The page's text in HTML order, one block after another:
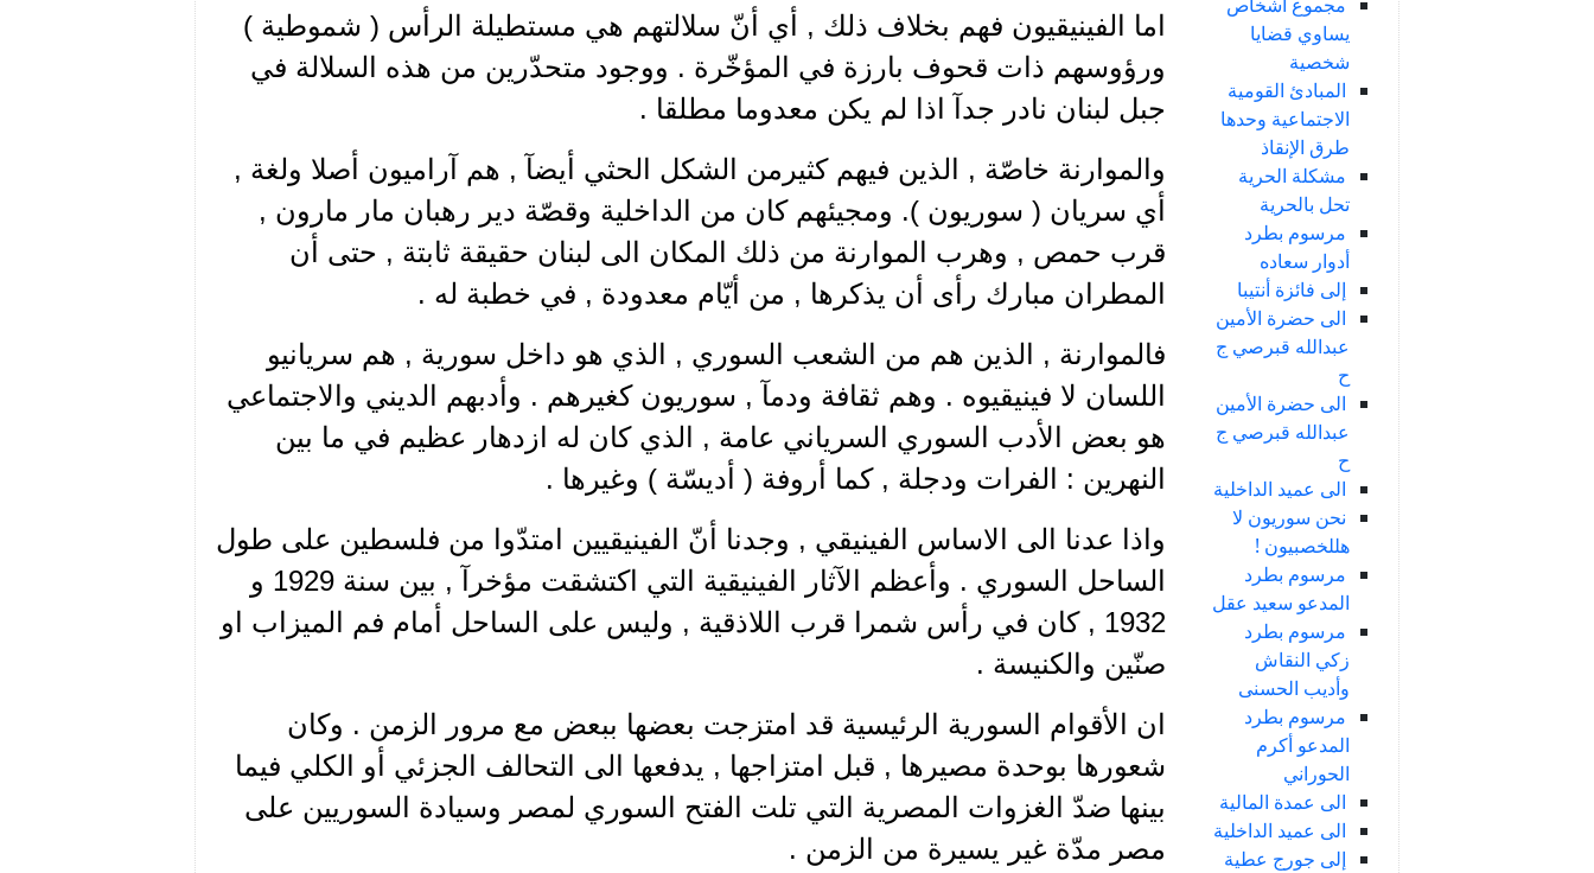
يساوي قضايا
شخصية
المبادئ القومية
الاجتماعية وحدها
طرق الإنقاذ
مشكلة الحرية
تحل بالحرية
مرسوم بطرد
أدوار سعاده
إلى فائزة أنتيبا
الى حضرة الأمين
عبدالله قبرصي ج
ح
الى حضرة الأمين
عبدالله قبرصي ج
ح
الى عميد الداخلية
نحن سوريون لا
هللخصبيون !
مرسوم بطرد
المدعو سعيد عقل
مرسوم بطرد
زكي النقاش
وأديب الحسنى
مرسوم بطرد
المدعو أكرم
الحوراني
الى عمدة المالية
الى عميد الداخلية
إلى جورج عطية
اما الفينيقيون فهم بخلاف ذلك , أي أنّ سلالتهم هي مستطيلة الرأس ( شموطية )
ورؤوسهم ذات قحوف بارزة في المؤخّرة . ووجود متحدّرين من هذه السلالة في
جبل لبنان نادر جدآ اذا لم يكن معدوما مطلقا .
والموارنة خاصّة , الذين فيهم كثيرمن الشكل الحثي أيضآ , هم آراميون أصلا ولغة ,
أي سريان ( سوريون ). ومجيئهم كان من الداخلية وقصّة دير رهبان مار مارون ,
قرب حمص , وهرب الموارنة من ذلك المكان الى لبنان حقيقة ثابتة , حتى أن
المطران مبارك رأى أن يذكرها , من أيّام معدودة , في خطبة له .
فالموارنة , الذين هم من الشعب السوري , الذي هو داخل سورية , هم سريانيو
اللسان لا فينيقيوه . وهم ثقافة ودمآ , سوريون كغيرهم . وأدبهم الديني والاجتماعي
هو بعض الأدب السوري السرياني عامة , الذي كان له ازدهار عظيم في ما بين
النهرين : الفرات ودجلة , كما أروفة ( أديسّة ) وغيرها .
واذا عدنا الى الاساس الفينيقي , وجدنا أنّ الفينيقيين امتدّوا من فلسطين على طول
الساحل السوري . وأعظم الآثار الفينيقية التي اكتشقت مؤخرآ , بين سنة 1929 و
1932 , كان في رأس شمرا قرب اللاذقية , وليس على الساحل أمام فم الميزاب او
صنّين والكنيسة .
ان الأقوام السورية الرئيسية قد امتزجت بعضها ببعض مع مرور الزمن . وكان
شعورها بوحدة مصيرها , قبل امتزاجها , يدفعها الى التحالف الجزئي أو الكلي فيما
بينها ضدّ الغزوات المصرية التي تلت الفتح السوري لمصر وسيادة السوريين على
مصر مدّة غير يسيرة من الزمن .